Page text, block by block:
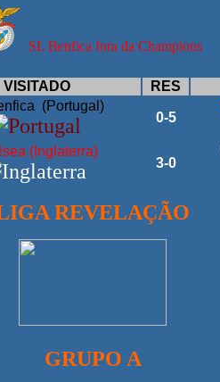
SL Benfica fora da Champions
VISITADO RES
(Portugal)
0-5
(Inglaterra)
3-0
REVELAÇÃO
GRUPO A